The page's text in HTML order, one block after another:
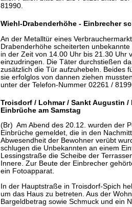
81990.
Wiehl-Drabenderhöhe - Einbrecher
An der Metalltür eines
Drabenderhöhe scheiterten
in der Zeit von 14.00 Uhr bis 21.30 Uhr
einzudringen. Die Täter durchstießen
zusätzlich die Tür aufzuhebeln. Beides
sie erfolglos von dannen ziehen
unter der Telefon-Nummer 02261 /
Troisdorf / Lohmar / Sankt Augustin /
Einbrüche am Samstag
(Br) Am Abend des 20.12. wurden der
Einbrüche gemeldet, die in den
Abwesendheit der Bewohner verübt
schlugen die Unbekannten an einem
Lessingstraße die Scheibe der
Innere. Zur Beute der Einbrecher
ein Fotoapparat.
In der Hauptstraße in Troisdorf-Spich
um das Haus zu betreten. Aus der
Bargeldbetrag sowie Schmuck und ein